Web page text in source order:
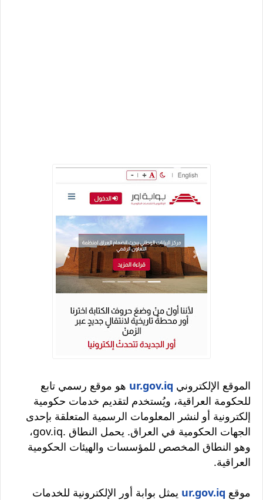
الموقع الإلكتروني ur.gov.iq هو موقع رسمي تابع
للحكومة العراقية، ويُستخدم لتقديم خدمات حكومية
إلكترونية أو لنشر المعلومات الرسمية المتعلقة بإحدى
الجهات الحكومية في العراق. يحمل النطاق .gov.iq،
وهو النطاق المخصص للمؤسسات والهيئات الحكومية
العراقية.
موقع ur.gov.iq يمثل بوابة أور الإلكترونية للخدمات